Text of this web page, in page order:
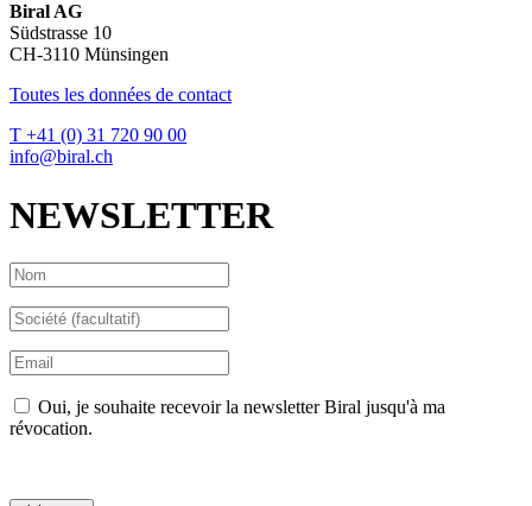
Biral AG
Südstrasse 10
CH-3110 Münsingen
Toutes les données de contact
T +41 (0) 31 720 90 00
info@biral.ch
NEWSLETTER
Oui, je souhaite recevoir la newsletter Biral jusqu'à ma
révocation.